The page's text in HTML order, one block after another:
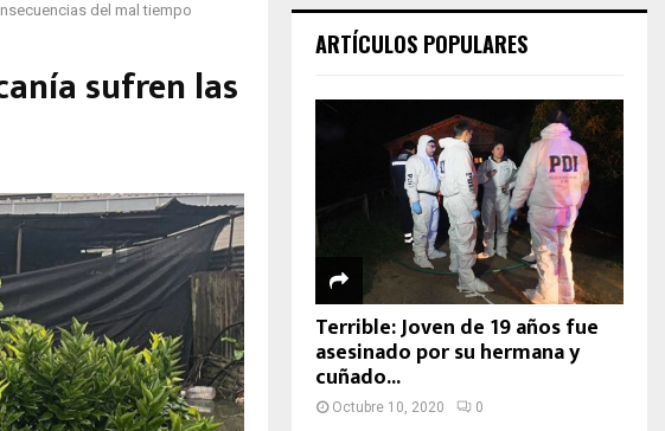
del mal tiempo
sufren las
ARTÍCULOS POPULARES
Terrible: Joven de 19 años fue
asesinado por su hermana y
cuñado...
Octubre 10, 2020 0